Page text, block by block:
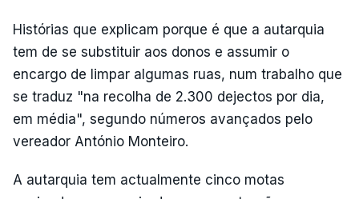
Histórias que explicam porque é que a autarquia
tem de se substituir aos donos e assumir o
encargo de limpar algumas ruas, num trabalho que
se traduz "na recolha de 2.300 dejectos por dia,
em média", segundo números avançados pelo
vereador António Monteiro.
A autarquia tem actualmente cinco motas